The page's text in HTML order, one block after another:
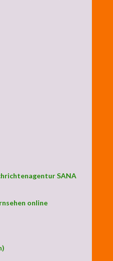
SANA
online